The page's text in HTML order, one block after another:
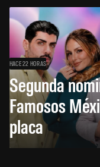
HACE 22 HORAS
Segunda
Famosos
placa